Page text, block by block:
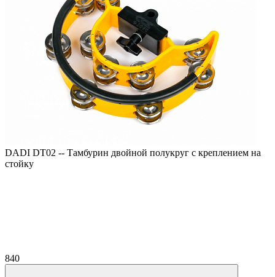
DADI DT02 -- Тамбурин двойной полукруг с креплением на
стойку
840